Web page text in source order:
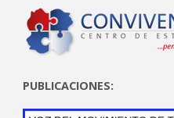
PUBLICACIONES: